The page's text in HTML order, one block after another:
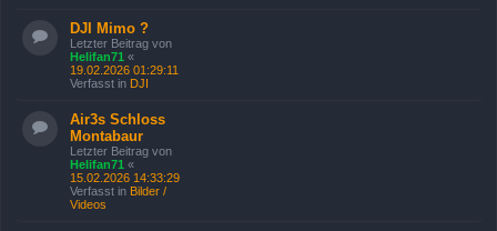
DJI Mimo ?
Letzter Beitrag von
Helifan71 «
19.02.2026 01:29:11
Verfasst in DJI
Air3s Schloss
Montabaur
Letzter Beitrag von
Helifan71 «
15.02.2026 14:33:29
Verfasst in Bilder /
Videos